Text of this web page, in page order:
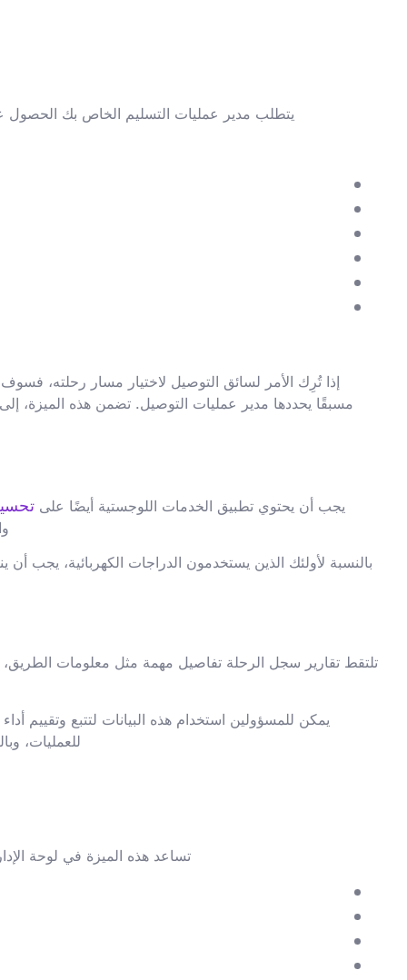
يتطلب مدير عمليات التسليم الخاص بك الحصول
إذا تُرِك الأمر لسائق التوصيل لاختيار مسار رحلته،
يجب أن يحتوي تطبيق الخدمات اللوجستية أيضًا على
بالنسبة لأولئك الذين يستخدمون الدراجات الكهربائية، يجب
تلتقط تقارير سجل الرحلة تفاصيل مهمة مثل معلومات
يمكن للمسؤولين استخدام هذه البيانات لتتبع وتقييم
للعمليات،
تساعد هذه الميزة في لوحة